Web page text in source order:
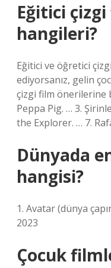
Eğitici
hangileri?
Eğitici ve öğretici
ediyorsanız, gelin
çizgi film önerilerine
Peppa Pig. … 3.
the Explorer. … 7.
Dünyada
hangisi?
1. Avatar (dünya
2023
Çocuk